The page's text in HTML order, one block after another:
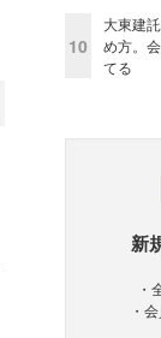
10
大東建
め方。
てる
新
・
・